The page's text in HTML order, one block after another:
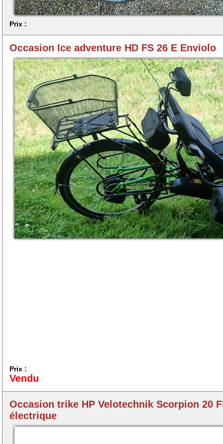
Prix :
Occasion Ice adventure HD FS 26 E Enviolo
Prix :
Vendu
Occasion trike HP Velotechnik Scorpion 20
électrique